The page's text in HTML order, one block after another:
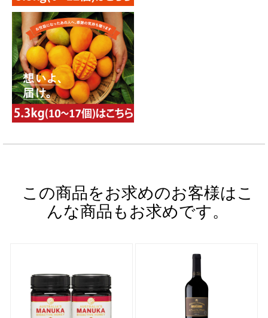
この商品をお求めのお客様はこ
んな商品もお求めです。